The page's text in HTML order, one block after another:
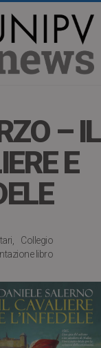
– IL
E
Collegio
libro